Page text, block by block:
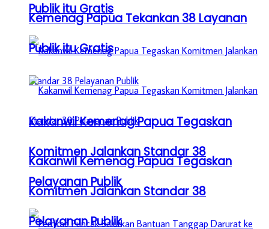
Publik itu Gratis
Kakanwil Kemenag Papua Tegaskan
Komitmen Jalankan Standar 38
Pelayanan Publik
Kemenag Papua Tekankan 38 Layanan
Publik itu Gratis
Kakanwil Kemenag Papua Tegaskan
Komitmen Jalankan Standar 38
Pelayanan Publik